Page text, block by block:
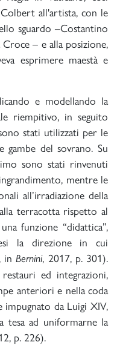
all'artista, con le
sguardo –Costantino
– e alla posizione,
esprimere maestà e
e modellando la
riempitivo, in seguito
stati utilizzati per le
gambe del sovrano. Su
sono stati rinvenuti
mentre le
all’irradiazione della
terracotta rispetto al
funzione “didattica”,
la direzione in cui
inBernini, 2017, p. 301).
ed integrazioni,
anteriori e nella coda
impugnato da Luigi XIV,
tesa ad uniformarne la
p. 226).